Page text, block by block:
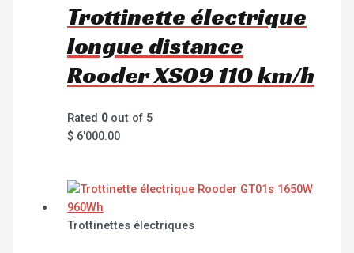
Trottinette électrique
longue distance
Rooder XS09 110 km/h
Rated 0out of 5
$ 6'000.00
Trottinettes électriques